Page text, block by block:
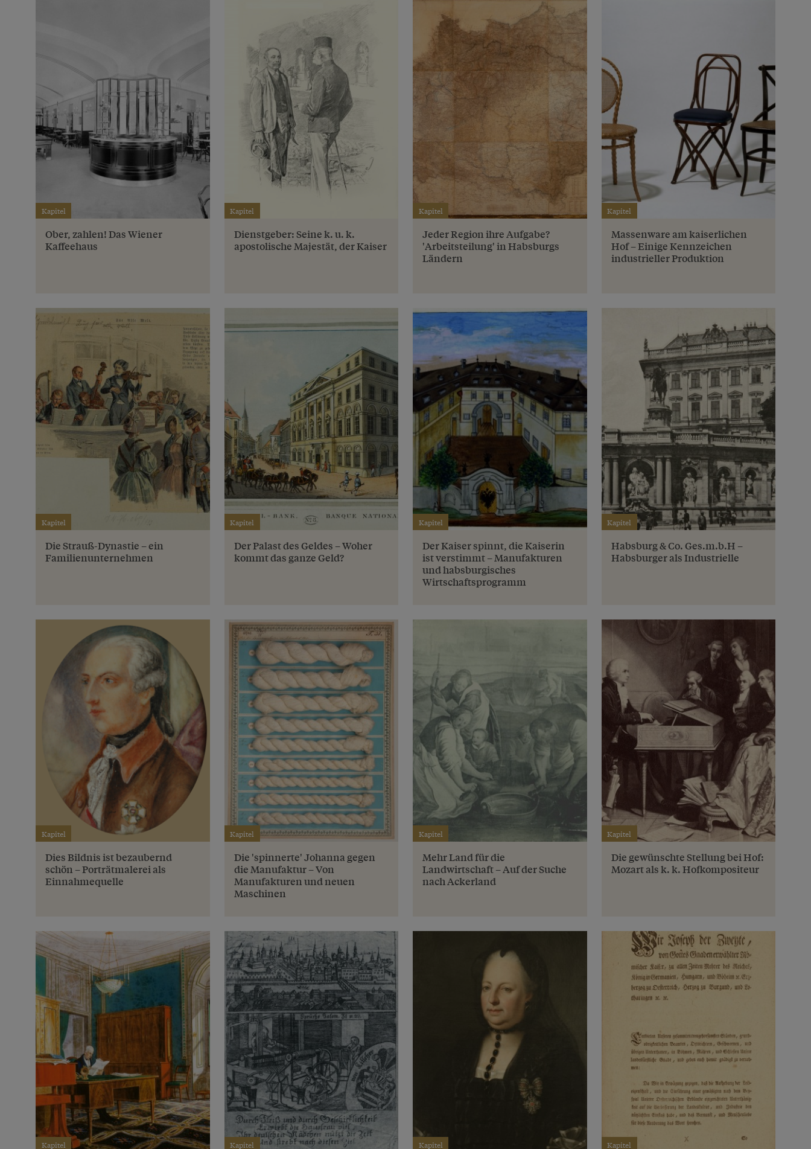
Kapitel
Ober, zahlen! Das Wiener
Kaffeehaus
Kapitel
Dienstgeber: Seine k. u. k.
apostolische Majestät, der Kaiser
Kapitel
Jeder Region ihre Aufgabe?
'Arbeitsteilung' in Habsburgs
Ländern
Kapitel
Massenware am kaiserlichen
Hof – Einige Kennzeichen
industrieller Produktion
Kapitel
Die Strauß-Dynastie – ein
Familienunternehmen
Kapitel
Der Palast des Geldes – Woher
kommt das ganze Geld?
Kapitel
Der Kaiser spinnt, die Kaiserin
ist verstimmt – Manufakturen
und habsburgisches
Wirtschaftsprogramm
Kapitel
Habsburg & Co. Ges.m.b.H –
Habsburger als Industrielle
Kapitel
Dies Bildnis ist bezaubernd
schön – Porträtmalerei als
Einnahmequelle
Kapitel
Die 'spinnerte' Johanna gegen
die Manufaktur – Von
Manufakturen und neuen
Maschinen
Kapitel
Mehr Land für die
Landwirtschaft – Auf der Suche
nach Ackerland
Kapitel
Die gewünschte Stellung bei Hof:
Mozart als k. k. Hofkompositeur
Kapitel Kapitel Kapitel Kapitel